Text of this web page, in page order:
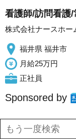
看護師/訪問看護
株式会社ナースホー
福井県 福井市
月給25万円
正社員
Sponsored by